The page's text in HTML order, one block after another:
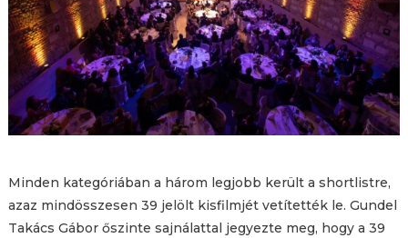
Minden kategóriában a három legjobb került a shortlistre,
azaz mindösszesen 39 jelölt kisfilmjét vetítették le. Gundel
Takács Gábor őszinte sajnálattal jegyezte meg, hogy a 39